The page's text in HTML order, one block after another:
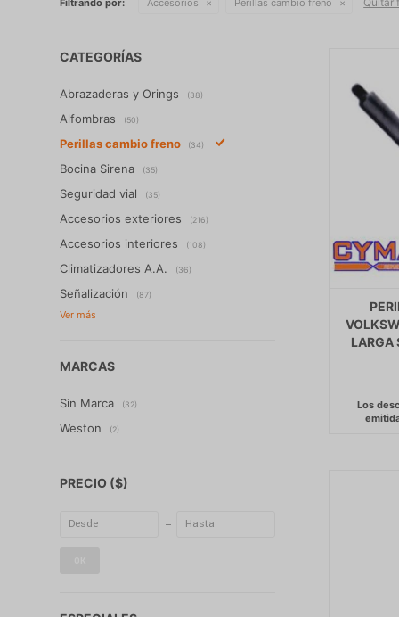
Filtrando por: Accesorios Perillas cambio freno
LARGA
CATEGORÍAS
Abrazaderas y Orings (38)
Alfombras (50)
Perillas cambio freno (34)
Bocina Sirena (35)
Seguridad vial (35)
Accesorios exteriores (216)
Accesorios interiores (108)
Climatizadores A.A. (36)
Señalización (87)
MARCAS
Sin Marca (32)
Weston (2)
PRECIO ($)